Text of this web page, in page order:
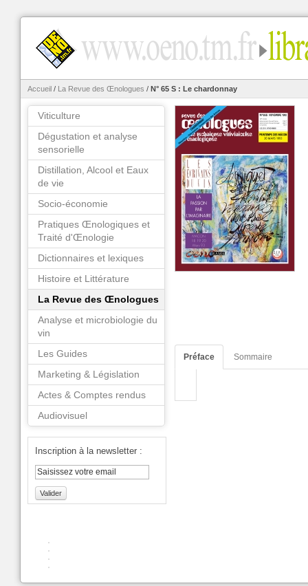
Accueil / La Revue des Œnologues / N° 65 S : Le chardonnay
Préface Sommaire
Viticulture
Dégustation et analyse
sensorielle
Distillation, Alcool et Eaux
de vie
Socio-économie
Pratiques Œnologiques et
Traité d'Œnologie
Dictionnaires et lexiques
Histoire et Littérature
La Revue des Œnologues
Analyse et microbiologie du
vin
Les Guides
Marketing & Législation
Actes & Comptes rendus
Audiovisuel
Inscription à la newsletter :
Valider